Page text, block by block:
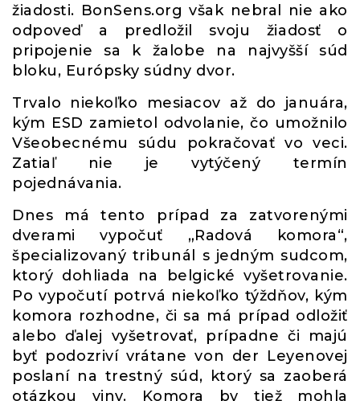
žiadosti. BonSens.org však nebral nie ako
odpoveď a predložil svoju žiadosť o
pripojenie sa k žalobe na najvyšší súd
bloku, Európsky súdny dvor.
Trvalo niekoľko mesiacov až do januára,
kým ESD zamietol odvolanie, čo umožnilo
Všeobecnému súdu pokračovať vo veci.
Zatiaľ nie je vytýčený termín
pojednávania.
Dnes má tento prípad za zatvorenými
dverami vypočuť „Radová komora“,
špecializovaný tribunál s jedným sudcom,
ktorý dohliada na belgické vyšetrovanie.
Po vypočutí potrvá niekoľko týždňov, kým
komora rozhodne, či sa má prípad odložiť
alebo ďalej vyšetrovať, prípadne či majú
byť podozriví vrátane von der Leyenovej
poslaní na trestný súd, ktorý sa zaoberá
otázkou viny. Komora by tiež mohla